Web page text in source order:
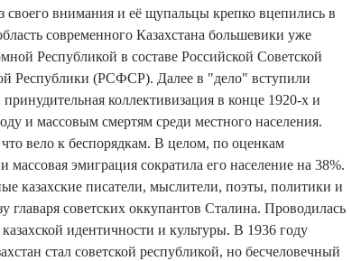
своего внимания и её щупальцы крепко вцепились в
современного Казахстана большевики уже
Республикой в составе Российской Советской
Республики (РСФСР). Далее в "дело" вступили
коллективизация в конце 1920-х и
и массовым смертям среди местного населения.
вело к беспорядкам. В целом, по оценкам
массовая эмиграция сократила его население на 38%.
казахские писатели, мыслители, поэты, политики и
главаря советских оккупантов Сталина. Проводилась
идентичности и культуры. В 1936 году
стал советской республикой, но бесчеловечный